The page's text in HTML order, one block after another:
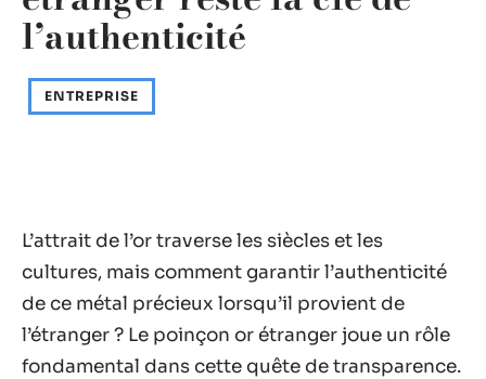
l’authenticité
ENTREPRISE
L’attrait de l’or traverse les siècles et les
cultures, mais comment garantir l’authenticité
de ce métal précieux lorsqu’il provient de
l’étranger ? Le poinçon or étranger joue un rôle
fondamental dans cette quête de transparence.